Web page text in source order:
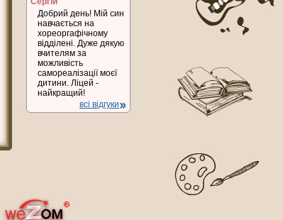
Добрий день! Мій син
навчається на
хореоргафічному
відділені. Дуже дякую
вчителям за
можливість
самореалізації моєї
дитини. Ліцей -
найкращий!
всі відгуки